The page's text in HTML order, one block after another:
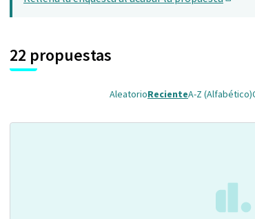
22 propuestas
AleatorioRecienteA-Z (Alfabético)